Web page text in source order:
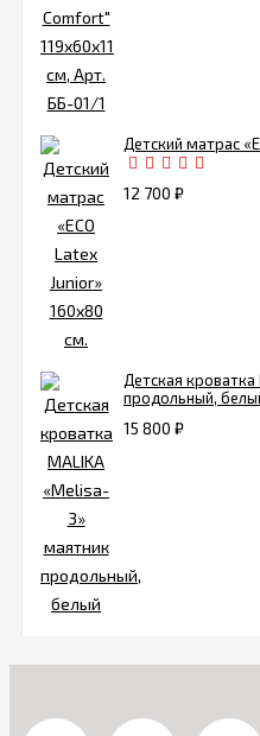
Детский матрас
12 700 ₽
Детская
продольный,
15 800 ₽